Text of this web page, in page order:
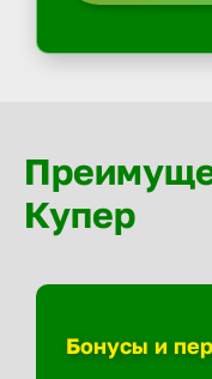
Купер
Бонусы и